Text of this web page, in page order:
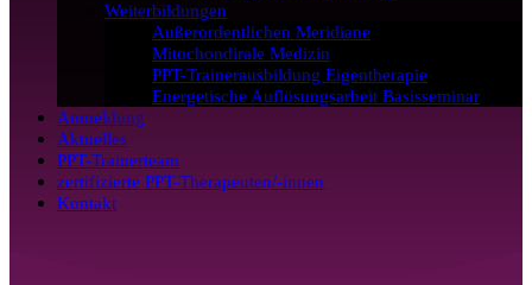
Weiterbildungen
Außerordentlichen Meridiane
Mitochondirale Medizin
PPT-Trainerausbildung Eigentherapie
Energetische Auflösungsarbeit Basisseminar
Anmeldung
Aktuelles
PPT-Trainerteam
zertifizierte PPT-Therapeuten/-innen
Kontakt